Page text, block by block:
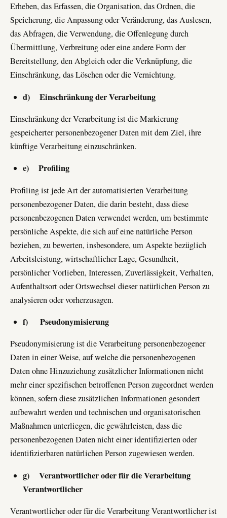
Erheben, das Erfassen, die Organisation, das Ordnen, die
Speicherung, die Anpassung oder Veränderung, das Auslesen,
das Abfragen, die Verwendung, die Offenlegung durch
Übermittlung, Verbreitung oder eine andere Form der
Bereitstellung, den Abgleich oder die Verknüpfung, die
Einschränkung, das Löschen oder die Vernichtung.
d) Einschränkung der Verarbeitung
Einschränkung der Verarbeitung ist die Markierung
gespeicherter personenbezogener Daten mit dem Ziel, ihre
künftige Verarbeitung einzuschränken.
e) Profiling
Profiling ist jede Art der automatisierten Verarbeitung
personenbezogener Daten, die darin besteht, dass diese
personenbezogenen Daten verwendet werden, um bestimmte
persönliche Aspekte, die sich auf eine natürliche Person
beziehen, zu bewerten, insbesondere, um Aspekte bezüglich
Arbeitsleistung, wirtschaftlicher Lage, Gesundheit,
persönlicher Vorlieben, Interessen, Zuverlässigkeit, Verhalten,
Aufenthaltsort oder Ortswechsel dieser natürlichen Person zu
analysieren oder vorherzusagen.
f) Pseudonymisierung
Pseudonymisierung ist die Verarbeitung personenbezogener
Daten in einer Weise, auf welche die personenbezogenen
Daten ohne Hinzuziehung zusätzlicher Informationen nicht
mehr einer spezifischen betroffenen Person zugeordnet werden
können, sofern diese zusätzlichen Informationen gesondert
aufbewahrt werden und technischen und organisatorischen
Maßnahmen unterliegen, die gewährleisten, dass die
personenbezogenen Daten nicht einer identifizierten oder
identifizierbaren natürlichen Person zugewiesen werden.
g) Verantwortlicher oder für die Verarbeitung
Verantwortlicher
Verantwortlicher oder für die Verarbeitung Verantwortlicher ist